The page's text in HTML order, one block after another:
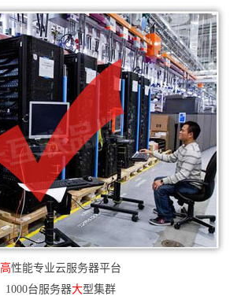
高性能专业云服务器平台
1000台服务器大型集群